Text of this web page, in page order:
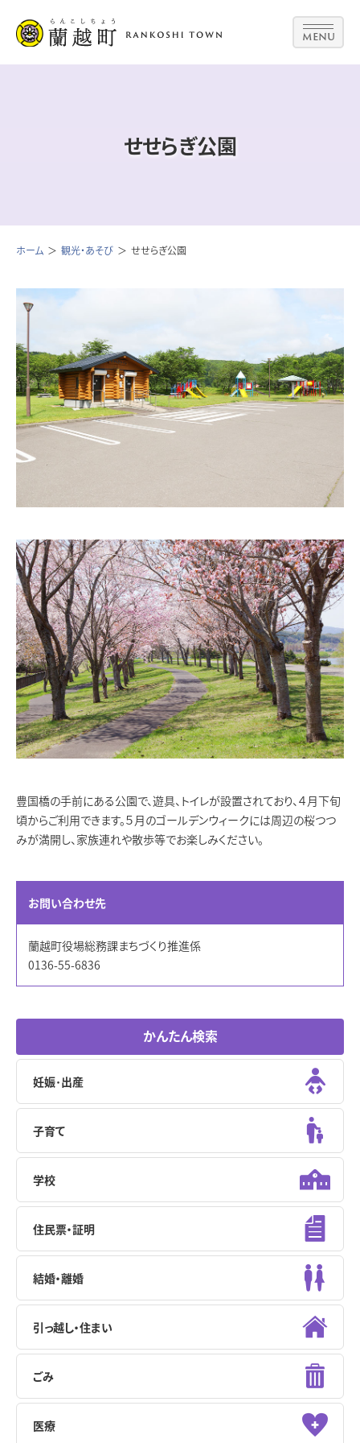
MENU
せせらぎ公園
ホーム 観光・あそび せせらぎ公園
豊国橋の手前にある公園で、遊具、トイレが設置されており、４月下旬
頃からご利用できます。５月のゴールデンウィークには周辺の桜つつ
みが満開し、家族連れや散歩等でお楽しみください。
お問い合わせ先
蘭越町役場総務課まちづくり推進係
0136-55-6836
かんたん検索
妊娠･出産
子育て
学校
住民票・証明
結婚・離婚
引っ越し・住まい
ごみ
医療